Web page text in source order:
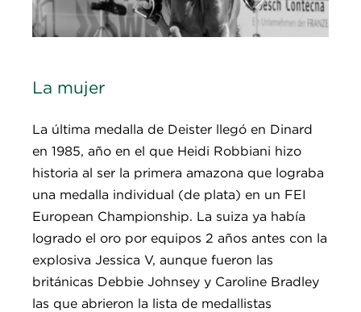
La mujer
La última medalla de Deister llegó en Dinard
en 1985, año en el que Heidi Robbiani hizo
historia al ser la primera amazona que lograba
una medalla individual (de plata) en un FEI
European Championship. La suiza ya había
logrado el oro por equipos 2 años antes con la
explosiva Jessica V, aunque fueron las
británicas Debbie Johnsey y Caroline Bradley
las que abrieron la lista de medallistas